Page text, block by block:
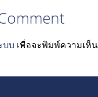
บบ เพื่อจะพิมพ์ความเห็น